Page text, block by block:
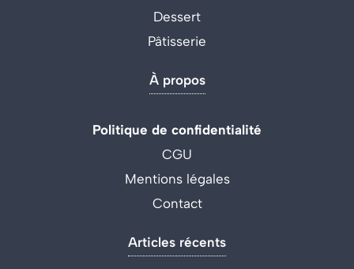
Dessert
Pâtisserie
À propos
Politique de confidentialité
CGU
Mentions légales
Contact
Articles récents